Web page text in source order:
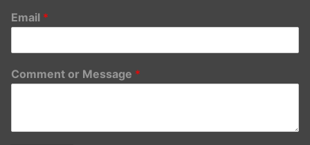
Email *
Comment or Message *